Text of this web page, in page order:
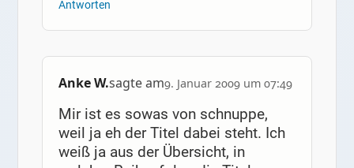
Antworten
Anke W.sagte am9. Januar 2009 um 07:49
Mir ist es sowas von schnuppe,
weil ja eh der Titel dabei steht. Ich
weiß ja aus der Übersicht, in